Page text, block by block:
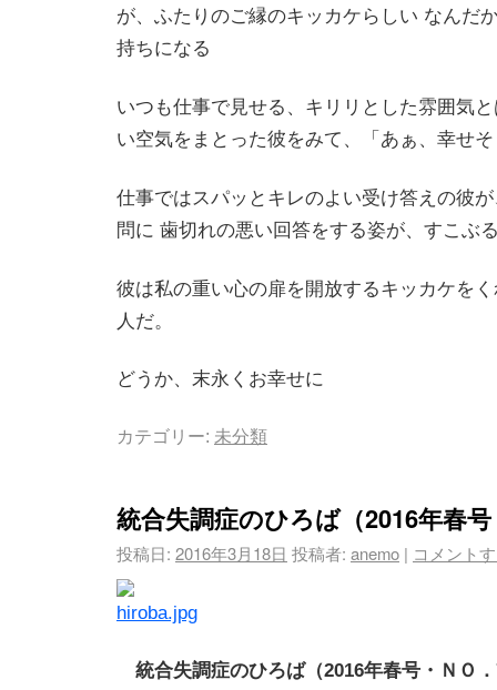
が、ふたりのご縁のキッカケらしい なんだ
持ちになる
いつも仕事で見せる、キリリとした雰囲気
い空気をまとった彼をみて、「あぁ、幸せ
仕事ではスパッとキレのよい受け答えの彼
問に 歯切れの悪い回答をする姿が、すこぶ
彼は私の重い心の扉を開放するキッカケを
人だ。
どうか、末永くお幸せに
カテゴリー: 未分類
統合失調症のひろば（2016年春
投稿日: 2016年3月18日 投稿者: anemo | コメント
統合失調症のひろば（2016年春号・ＮＯ